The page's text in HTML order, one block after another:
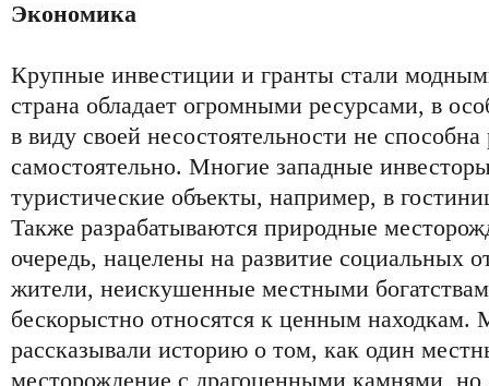
Экономика
Крупные инвестиции и гранты стали
страна обладает огромными ресурсами, в
в виду своей несостоятельности не способна
самостоятельно. Многие западные
туристические объекты, например, в
Также разрабатываются природные
очередь, нацелены на развитие социальных
жители, неискушенные местными
бескорыстно относятся к ценным
рассказывали историю о том, как один
месторождение с драгоценными камнями, но,